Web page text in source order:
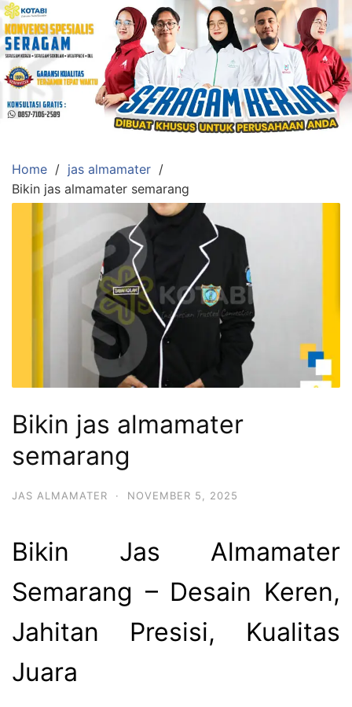
Skip
to
content
Konveksi
Toko
Abi
Baju
Seragam,
Wisuda,Jas
Home
jas almamater
Bikin jas almamater semarang
Bikin jas almamater
semarang
JAS ALMAMATER · NOVEMBER 5, 2025
Bikin Jas Almamater
Semarang – Desain Keren,
Jahitan Presisi, Kualitas
Juara